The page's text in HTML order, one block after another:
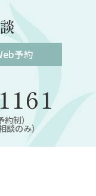
予約
制）
のみ）